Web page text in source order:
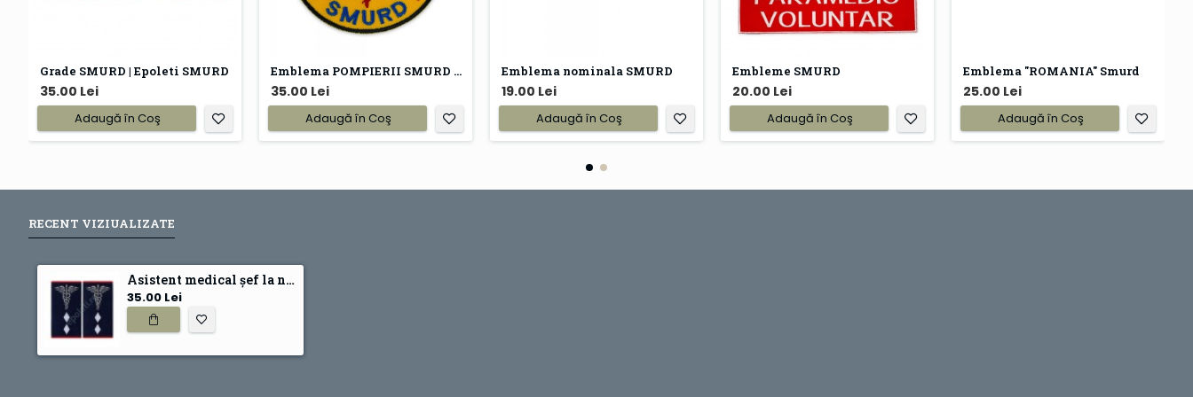
Grade SMURD | Epoleti SMURD
35.00 Lei
Adaugă în Coş
Emblema POMPIERII SMURD brodata
35.00 Lei
Adaugă în Coş
Emblema nominala SMURD
19.00 Lei
Adaugă în Coş
Embleme SMURD
20.00 Lei
Adaugă în Coş
Emblema "ROMANIA" Smurd
25.00 Lei
Adaugă în Coş
RECENT VIZIUALIZATE
Asistent medical șef la nivel județean sau al municipiului București cu atribuții pe plan regional
35.00 Lei